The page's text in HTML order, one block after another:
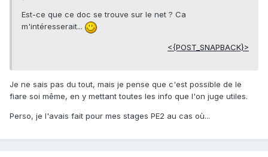
Est-ce que ce doc se trouve sur le net ? Ca
m'intéresserait...
<{POST_SNAPBACK}>
Je ne sais pas du tout, mais je pense que c'est possible de le
fiare soi même, en y mettant toutes les info que l'on juge utiles.
Perso, je l'avais fait pour mes stages PE2 au cas où...